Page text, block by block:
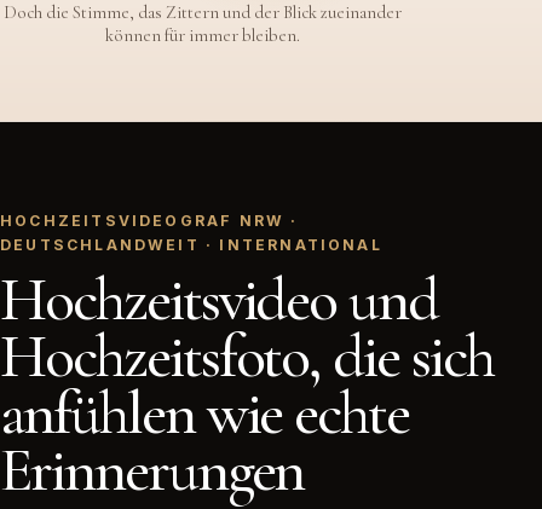
Doch die Stimme, das Zittern und der Blick zueinander
nicht alles sehen.
HOCHZEITSVIDEOGRAF NRW ·
DEUTSCHLANDWEIT · INTERNATIONAL
Hochzeitsvideo und
Hochzeitsfoto, die sich
anfühlen wie echte
Erinnerungen